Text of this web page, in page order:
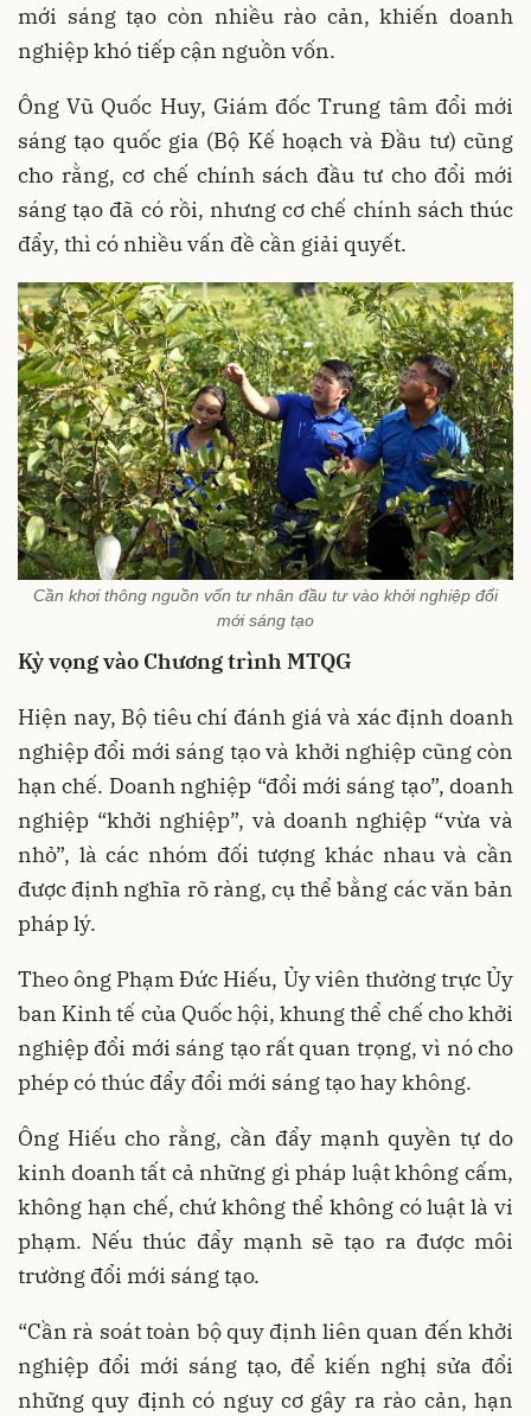
mới sáng tạo còn nhiều rào cản, khiến doanh
nghiệp khó tiếp cận nguồn vốn.
Ông Vũ Quốc Huy, Giám đốc Trung tâm đổi mới
sáng tạo quốc gia (Bộ Kế hoạch và Đầu tư) cũng
cho rằng, cơ chế chính sách đầu tư cho đổi mới
sáng tạo đã có rồi, nhưng cơ chế chính sách thúc
đẩy, thì có nhiều vấn đề cần giải quyết.
Cần khơi thông nguồn vốn tư nhân đầu tư vào khởi nghiệp đổi
mới sáng tạo
Kỳ vọng vào Chương trình MTQG
Hiện nay, Bộ tiêu chí đánh giá và xác định doanh
nghiệp đổi mới sáng tạo và khởi nghiệp cũng còn
hạn chế. Doanh nghiệp “đổi mới sáng tạo”, doanh
nghiệp “khởi nghiệp”, và doanh nghiệp “vừa và
nhỏ”, là các nhóm đối tượng khác nhau và cần
được định nghĩa rõ ràng, cụ thể bằng các văn bản
pháp lý.
Theo ông Phạm Đức Hiếu, Ủy viên thường trực Ủy
ban Kinh tế của Quốc hội, khung thể chế cho khởi
nghiệp đổi mới sáng tạo rất quan trọng, vì nó cho
phép có thúc đẩy đổi mới sáng tạo hay không.
Ông Hiếu cho rằng, cần đẩy mạnh quyền tự do
kinh doanh tất cả những gì pháp luật không cấm,
không hạn chế, chứ không thể không có luật là vi
phạm. Nếu thúc đẩy mạnh sẽ tạo ra được môi
trường đổi mới sáng tạo.
“Cần rà soát toàn bộ quy định liên quan đến khởi
nghiệp đổi mới sáng tạo, để kiến nghị sửa đổi
những quy định có nguy cơ gây ra rào cản, hạn